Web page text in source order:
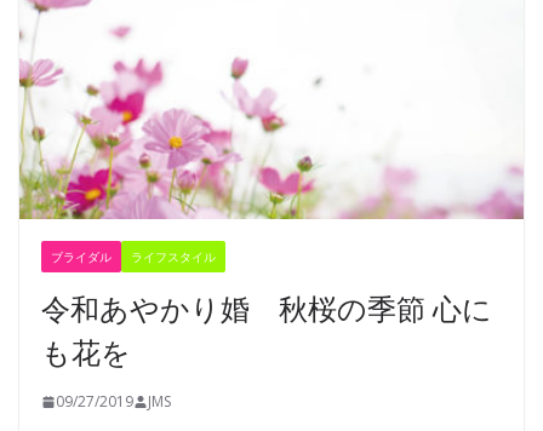
ブライダル ライフスタイル
令和あやかり婚 秋桜の季節 心に
も花を
09/27/2019 JMS